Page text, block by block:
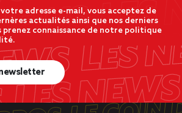
adresse e-mail, vous acceptez de
actualités ainsi que nos derniers
prenez connaissance de notre politique